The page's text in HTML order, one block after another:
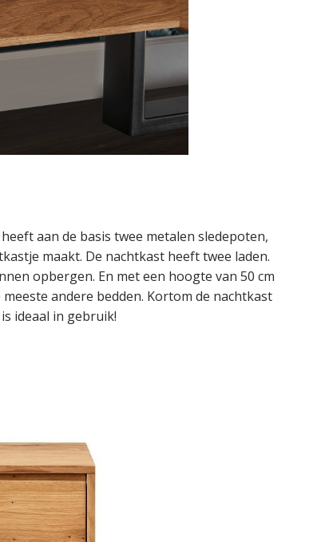
aan de basis twee metalen sledepoten,
maakt. De nachtkast heeft twee laden.
opbergen. En met een hoogte van 50 cm
andere bedden. Kortom de nachtkast
ideaal in gebruik!